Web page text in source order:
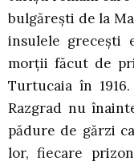
bulgăreşti de la
insulele greceşti
morţii făcut de
Turtucaia în
Razgrad nu
pădure de gărzi
lor, fiecare